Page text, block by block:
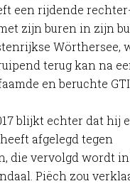
een rijdende
zijn buren in zijn
Wörthersee,
terug kan na
en beruchte
blijkt echter dat hij
afgelegd tegen
die vervolgd wordt
Piëch zou